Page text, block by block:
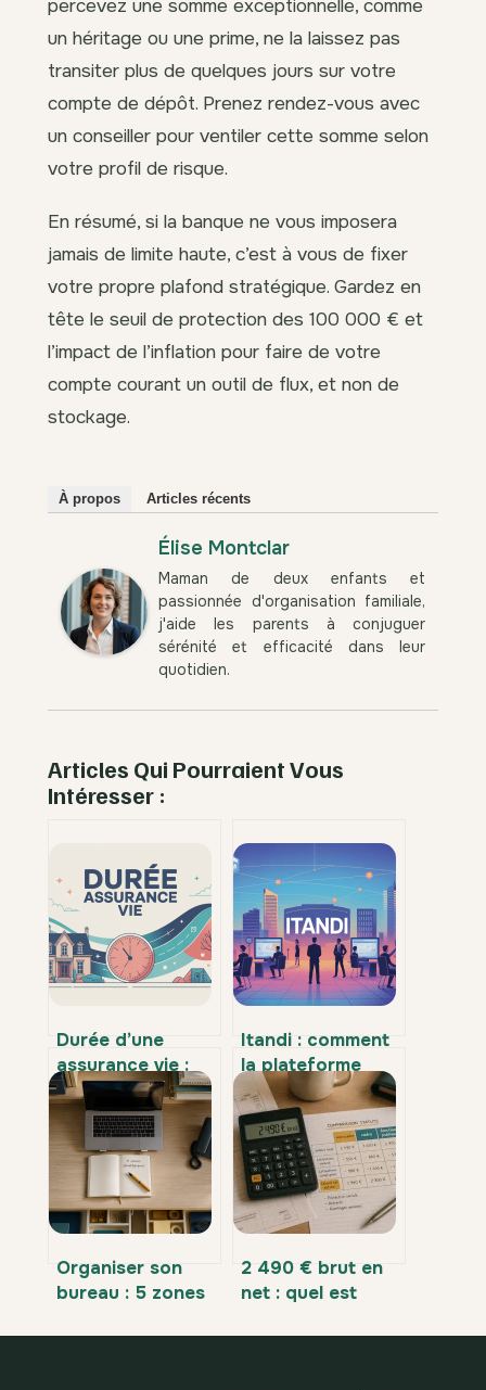
percevez une somme exceptionnelle, comme
un héritage ou une prime, ne la laissez pas
transiter plus de quelques jours sur votre
compte de dépôt. Prenez rendez-vous avec
un conseiller pour ventiler cette somme selon
votre profil de risque.
En résumé, si la banque ne vous imposera
jamais de limite haute, c’est à vous de fixer
votre propre plafond stratégique. Gardez en
tête le seuil de protection des 100 000 € et
l’impact de l’inflation pour faire de votre
compte courant un outil de flux, et non de
stockage.
À propos Articles récents
Élise Montclar
Maman de deux enfants et
passionnée d'organisation familiale,
j'aide les parents à conjuguer
sérénité et efficacité dans leur
quotidien.
Articles Qui Pourraient Vous
Intéresser :
Durée d’une
assurance vie :
combien de
temps et quel
intérêt pour vous
Itandi : comment
la plateforme
bouscule
l’assurance et le
courtage en ligne
Organiser son
bureau : 5 zones
pour gagner 15 %
2 490 € brut en
net : quel est
après cotisations